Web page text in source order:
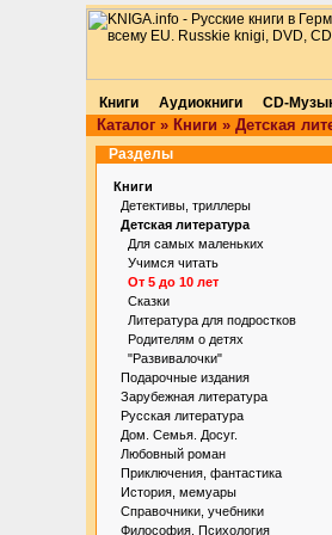
Книги Аудиокниги CD-
Каталог » Книги » Детская
Разделы
Книги
Детективы, триллеры
Детская литература
Для самых маленьких
Учимся читать
От 5 до 10 лет
Сказки
Литература для подростков
Родителям о детях
"Развивалочки"
Подарочные издания
Зарубежная литература
Русская литература
Дом. Семья. Досуг.
Любовный роман
Приключения, фантастика
История, мемуары
Справочники, учебники
Философия. Психология